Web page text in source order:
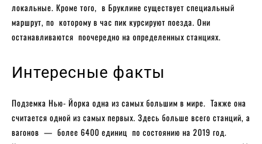
локальные. Кроме того, в Бруклине существует специальный
маршрут, по которому в час пик курсируют поезда. Они
останавливаются поочередно на определенных станциях.
Интересные факты
Подземка Нью- Йорка одна из самых большим в мире. Также она
считается одной из самых первых. Здесь больше всего станций, а
вагонов — более 6400 единиц по состоянию на 2019 год.